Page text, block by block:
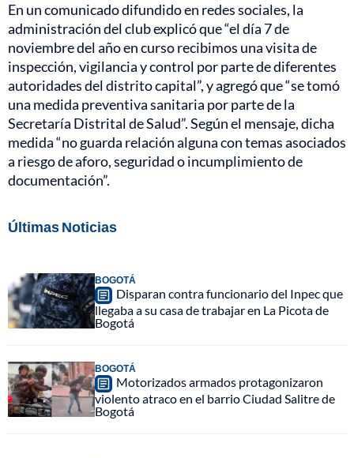
En un comunicado difundido en redes sociales, la
administración del club explicó que “el día 7 de
noviembre del año en curso recibimos una visita de
inspección, vigilancia y control por parte de diferentes
autoridades del distrito capital”, y agregó que “se tomó
una medida preventiva sanitaria por parte de la
Secretaría Distrital de Salud”. Según el mensaje, dicha
medida “no guarda relación alguna con temas asociados
a riesgo de aforo, seguridad o incumplimiento de
documentación”.
Últimas Noticias
BOGOTÁ
Disparan contra funcionario del Inpec que
llegaba a su casa de trabajar en La Picota de
Bogotá
BOGOTÁ
Motorizados armados protagonizaron
violento atraco en el barrio Ciudad Salitre de
Bogotá